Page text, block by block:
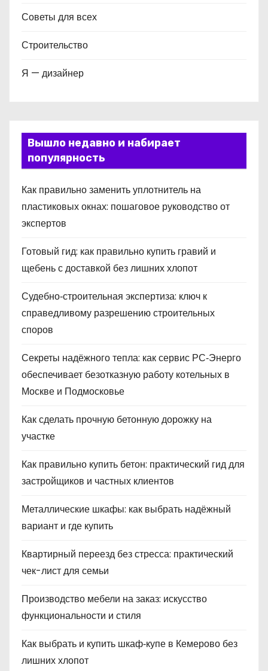
Советы для всех
Строительство
Я — дизайнер
Вышло недавно и набирает
популярность
Как правильно заменить уплотнитель на
пластиковых окнах: пошаговое руководство от
экспертов
Готовый гид: как правильно купить гравий и
щебень с доставкой без лишних хлопот
Судебно‑строительная экспертиза: ключ к
справедливому разрешению строительных
споров
Секреты надёжного тепла: как сервис РС‑Энерго
обеспечивает безотказную работу котельных в
Москве и Подмосковье
Как сделать прочную бетонную дорожку на
участке
Как правильно купить бетон: практический гид для
застройщиков и частных клиентов
Металлические шкафы: как выбрать надёжный
вариант и где купить
Квартирный переезд без стресса: практический
чек-лист для семьи
Производство мебели на заказ: искусство
функциональности и стиля
Как выбрать и купить шкаф‑купе в Кемерово без
лишних хлопот